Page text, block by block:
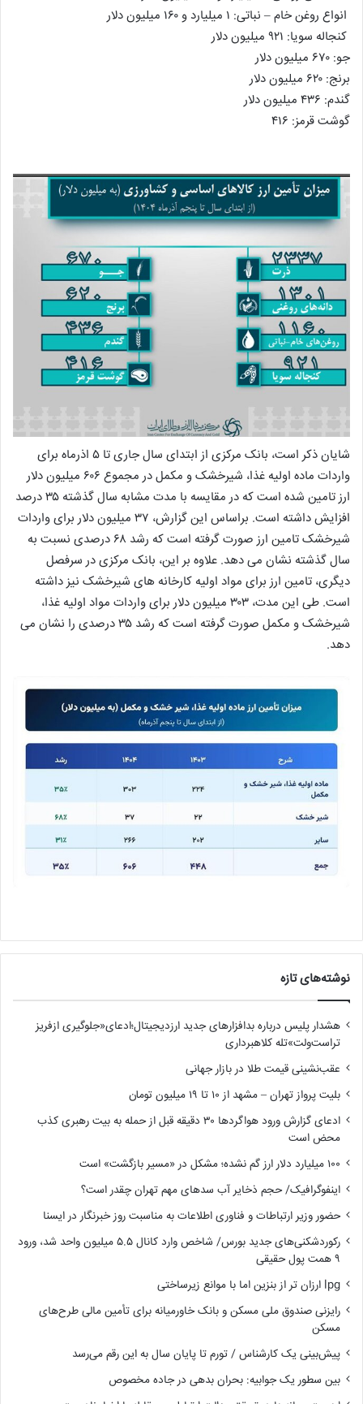
انواع روغن خام – نباتی: ۱ میلیارد و ۱۶۰ میلیون دلار
کنجاله سویا: ۹۲۱ میلیون دلار
جو: ۶۷۰ میلیون دلار
برنج: ۶۲۰ میلیون دلار
گندم: ۴۳۶ میلیون دلار
گوشت قرمز: ۴۱۶
شایان ذکر است، بانک مرکزی از ابتدای سال جاری تا ۵ اذرماه برای
واردات ماده اولیه غذا، شیرخشک و مکمل در مجموع ۶۰۶ میلیون دلار
ارز تامین شده است که در مقایسه با مدت مشابه سال گذشته ۳۵ درصد
افزایش داشته است. براساس این گزارش، ۳۷ میلیون دلار برای واردات
شیرخشک تامین ارز صورت گرفته است که رشد ۶۸ درصدی نسبت به
سال گذشته نشان می دهد. علاوه بر این، بانک مرکزی در سرفصل
دیگری، تامین ارز برای مواد اولیه کارخانه های شیرخشک نیز داشته
است. طی این مدت، ۳۰۳ میلیون دلار برای واردات مواد اولیه غذا،
شیرخشک و مکمل صورت گرفته است که رشد ۳۵ درصدی را نشان می
دهد.
نوشته‌های تازه
هشدار پلیس درباره بدافزارهای جدید ارزدیجیتال؛ادعای«جلوگیری ازفریز
تراست‌ولت»تله کلاهبرداری
عقب‌نشینی قیمت طلا در بازار جهانی
بلیت پرواز تهران – مشهد از ۱۰ تا ۱۹ میلیون تومان
ادعای گزارش ورود هواگردها ٣٠ دقیقه قبل از حمله به بیت رهبری کذب
محض است
۱۰۰ میلیارد دلار ارز گم نشده؛ مشکل در «مسیر بازگشت» است
اینفوگرافیک/ حجم ذخایر آب سدهای مهم تهران چقدر است؟
حضور وزیر ارتباطات و فناوری اطلاعات به مناسبت روز خبرنگار در ایسنا
رکوردشکنی‌های جدید بورس/ شاخص وارد کانال ۵.۵ میلیون واحد شد، ورود
۹ همت پول حقیقی
lpg ارزان تر از بنزین اما با موانع زیرساختی
رایزنی صندوق ملی مسکن و بانک خاورمیانه برای تأمین مالی طرح‌های
مسکن
پیش‌بینی یک کارشناس / تورم تا پایان سال به این رقم می‌رسد
بین سطور یک جوابیه: بحران بدهی در جاده مخصوص